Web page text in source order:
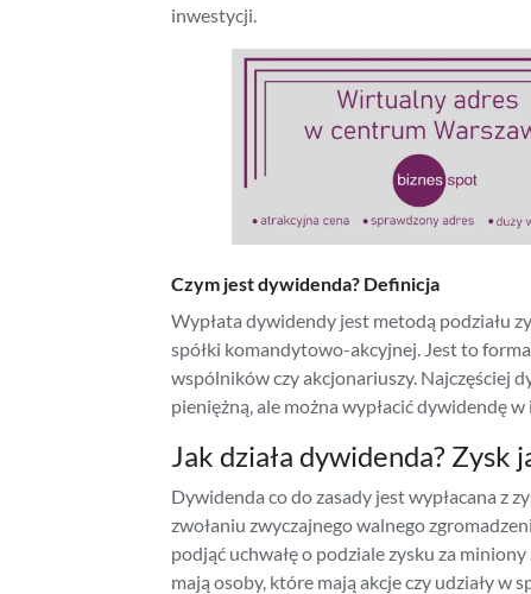
inwestycji.
Czym jest dywidenda? Definicja
Wypłata dywidendy jest metodą podziału
spółki komandytowo-akcyjnej. Jest to
wspólników czy akcjonariuszy. Najczęściej
pieniężną, ale można wypłacić dywidendę
Jak działa dywidenda? Zysk
Dywidenda co do zasady jest wypłacana z
zwołaniu zwyczajnego walnego
podjąć uchwałę o podziale zysku za
mają osoby, które mają akcje czy udziały w